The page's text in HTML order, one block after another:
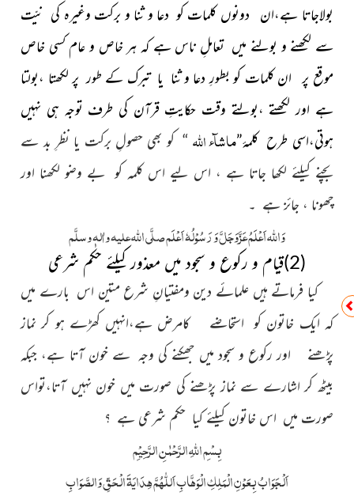
بولاجاتا ہے،ان دونوں کلمات کو دعا و ثنا و برکت وغیرہ کی نیّت
سے لکھنے و بولنے میں تعاملِ ناس ہے کہ ہر خاص و عام کسی خاص
موقع پر ان کلمات کو بطورِ دعا و ثنا یا تبرک کے طور پر لکھتا ،بولتا
ہے اور لکھتے ،بولتے وقت حکایتِ قرآن کی طرف توجہ ہی نہیں
ہوتی،اسی طرح کلمۂ”ماشآء اللہ“ کو بھی حصولِ برکت یا نظرِ بد سے
بچنے کیلئے لکھا جاتا ہے ، اس لیے اس کلمہ کو بے وضو لکھنا اور
چھونا ، جائز ہے ۔
وَاللہ اَعْلَمُ عَزَّوَجَلَّ وَ رَسُوْلُہٗ اَعْلَم صلَّی اللہ علیہ واٰلہٖ وسلَّم
(2)قیام و رکوع و سجود میں معذور کیلئے حکم شرعی
کیا فرماتے ہیں علمائے دین ومفتیانِ شرع متین اس بارے میں
کہ ایک خاتون کو استحاضے کامرض ہے،انہیں کھڑے ہو کر نماز
پڑھنے اور رکوع و سجود میں جھکنے کی وجہ سے خون آتا ہے، جبکہ
بیٹھ کر اشارے سے نماز پڑھنے کی صورت میں خون نہیں آتا،تواس
صورت میں اس خاتون کیلئے کیا حکم شرعی ہے ؟
بِسْمِ اللّٰہِ الرَّحْمٰنِ الرَّحِیْمِ
اَلْجَوَابُ بِعَوْنِ الْمَلِکِ الْوَھَّابِ اَللّٰھُمَّ ھِدَایَۃَ الْحَقِّ وَالصَّوَابِ